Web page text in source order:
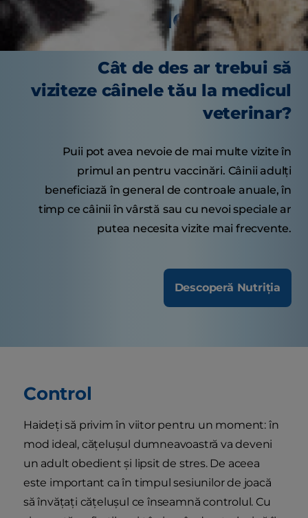
Sfaturi delicioase
Cât de des ar trebui să
viziteze câinele tău la medicul
veterinar?
Puii pot avea nevoie de mai multe vizite în
primul an pentru vaccinări. Câinii adulți
beneficiază în general de controale anuale, în
timp ce câinii în vârstă sau cu nevoi speciale ar
putea necesita vizite mai frecvente.
Descoperă Nutriția
Control
Haideți să privim în viitor pentru un moment: în
mod ideal, cățelușul dumneavoastră va deveni
un adult obedient și lipsit de stres. De aceea
este important ca în timpul sesiunilor de joacă
să învățați cățelușul ce înseamnă controlul. Cu